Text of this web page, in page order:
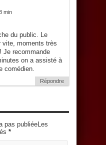
min
du public. Le
vite, moments très
Je recommande
on a assisté à
comédien.
Répondre
pas publiéeLes
*